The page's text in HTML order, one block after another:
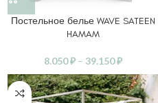
Постельное белье WAVE SATEEN
HAMAM
8.050₽ – 39.150₽